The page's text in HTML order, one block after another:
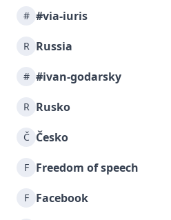
# #via-iuris
R Russia
# #ivan-godarsky
R Rusko
Č Česko
F Freedom of speech
F Facebook